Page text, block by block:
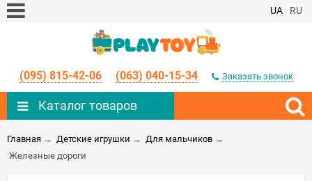
UA RU
(095) 815-42-06 (063) 040-15-34 Заказать звонок
Каталог товаров
Главная → Детские игрушки → Для мальчиков →
Железные дороги